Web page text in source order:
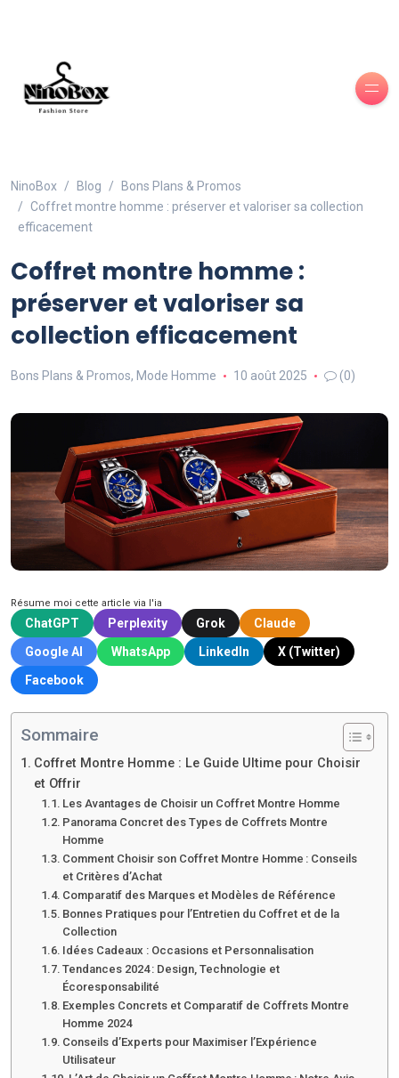
NinoBox Blog
Bons Plans & Promos
Coffret montre homme : préserver et valoriser sa collection
efficacement
Coffret montre homme :
préserver et valoriser sa
collection efficacement
Bons Plans & Promos, Mode Homme 10 août 2025 (0)
Résume moi cette article via l'ia
ChatGPT Perplexity Grok
Claude
Google AI
WhatsApp LinkedIn
X (Twitter)
Facebook
Sommaire
Coffret Montre Homme : Le Guide Ultime pour Choisir
et Offrir
Les Avantages de Choisir un Coffret Montre Homme
Panorama Concret des Types de Coffrets Montre
Homme
Comment Choisir son Coffret Montre Homme : Conseils
et Critères d’Achat
Comparatif des Marques et Modèles de Référence
Bonnes Pratiques pour l’Entretien du Coffret et de la
Collection
Idées Cadeaux : Occasions et Personnalisation
Tendances 2024 : Design, Technologie et
Écoresponsabilité
Exemples Concrets et Comparatif de Coffrets Montre
Homme 2024
Conseils d’Experts pour Maximiser l’Expérience
Utilisateur